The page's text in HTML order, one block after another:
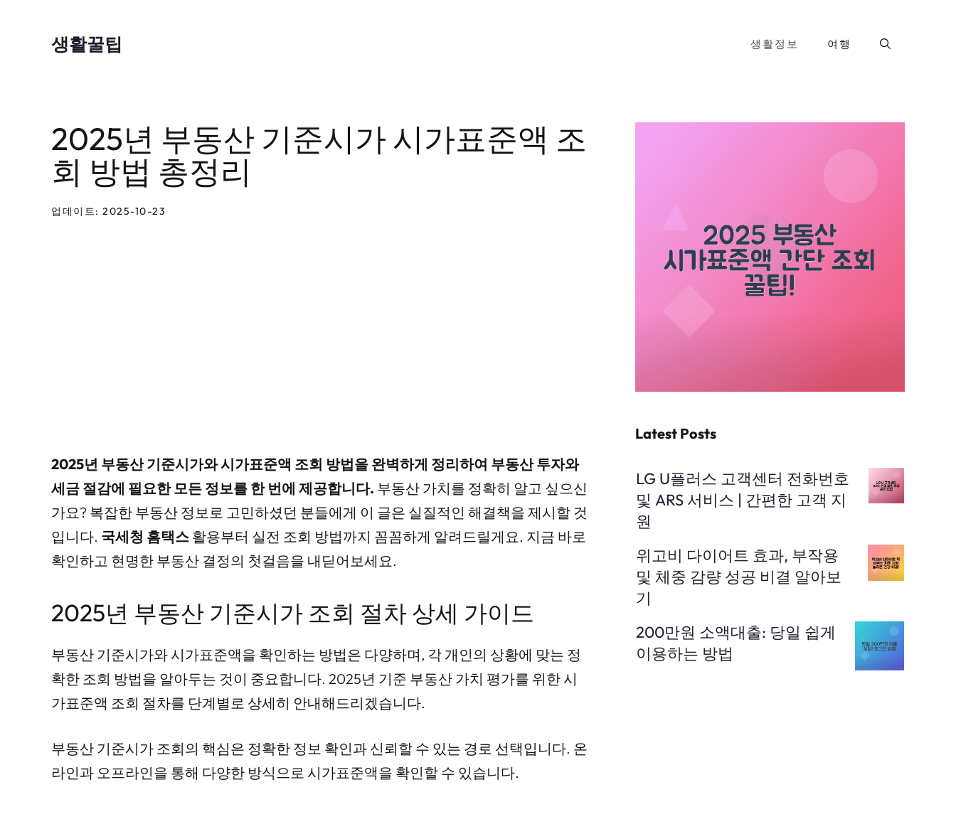
생활꿀팁 생활정보 여행
2025년 부동산 기준시가 시가표준액 조
회 방법 총정리
업데이트: 2025-10-23
2025년 부동산 기준시가와 시가표준액 조회 방법을 완벽하게 정리하여 부동산 투자와
세금 절감에 필요한 모든 정보를 한 번에 제공합니다. 부동산 가치를 정확히 알고 싶으신
가요? 복잡한 부동산 정보로 고민하셨던 분들에게 이 글은 실질적인 해결책을 제시할 것
입니다. 국세청 홈택스 활용부터 실전 조회 방법까지 꼼꼼하게 알려드릴게요. 지금 바로
확인하고 현명한 부동산 결정의 첫걸음을 내딛어보세요.
2025년 부동산 기준시가 조회 절차 상세 가이드
부동산 기준시가와 시가표준액을 확인하는 방법은 다양하며, 각 개인의 상황에 맞는 정
확한 조회 방법을 알아두는 것이 중요합니다. 2025년 기준 부동산 가치 평가를 위한 시
가표준액 조회 절차를 단계별로 상세히 안내해드리겠습니다.
부동산 기준시가 조회의 핵심은 정확한 정보 확인과 신뢰할 수 있는 경로 선택입니다. 온
라인과 오프라인을 통해 다양한 방식으로 시가표준액을 확인할 수 있습니다.
Latest Posts
LG U플러스 고객센터 전화번호
및 ARS 서비스 | 간편한 고객 지
원
위고비 다이어트 효과, 부작용
및 체중 감량 성공 비결 알아보
기
200만원 소액대출: 당일 쉽게
이용하는 방법